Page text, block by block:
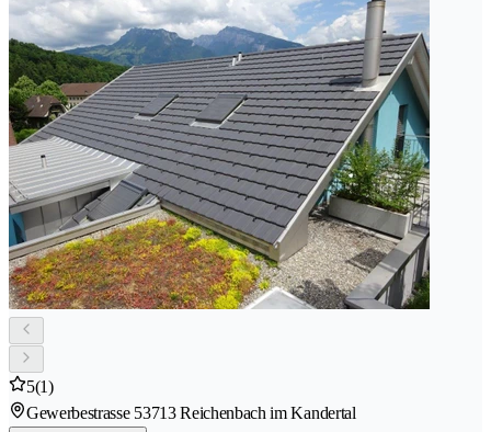
5(1)
Gewerbestrasse 53713 Reichenbach im Kandertal